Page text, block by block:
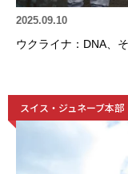
2025.09.10
ウクライナ：DNA、
スイス・ジュネーブ本部